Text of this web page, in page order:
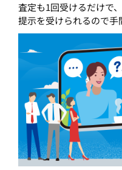
査定も1回受けるだけで
提示を受けられるので手